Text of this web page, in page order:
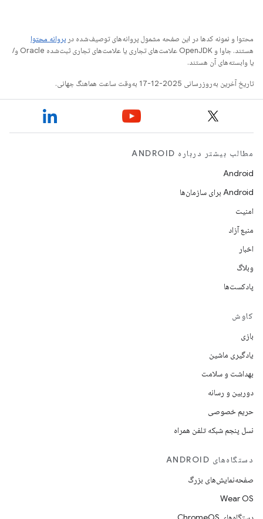
محتوا و نمونه کدها در این صفحه مشمول پروانه‌های توصیف‌شده در پروانه محتوا
هستند. جاوا و OpenJDK علامت‌های تجاری یا علامت‌های تجاری ثبت‌شده Oracle و/
یا وابسته‌های آن هستند.
تاریخ آخرین به‌روزرسانی 2025-12-17 به‌وقت ساعت هماهنگ جهانی.
مطالب بیشتر درباره ANDROID
Android
Android برای سازمان‌ها
امنیت
منبع آزاد
اخبار
وبلاگ
پادکست‌ها
کاوش
بازی
یادگیری ماشین
بهداشت و سلامت
دوربین و رسانه
حریم خصوصی
نسل پنجم شبکه تلفن همراه
دستگاه‌های ANDROID
صفحه‌نمایش‌های بزرگ
Wear OS